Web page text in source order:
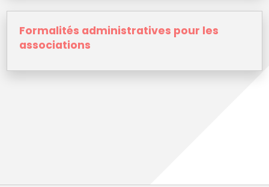
Formalités administratives pour les
associations